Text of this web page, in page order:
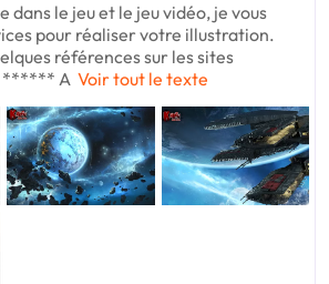
dans le jeu et le jeu vidéo, je vous
pour réaliser votre illustration.
références sur les sites
A Voir tout le texte